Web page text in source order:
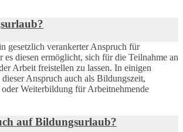
gesetzlich verankerter Anspruch für
es diesen ermöglicht, sich für die Teilnahme an
Arbeit freistellen zu lassen. In einigen
Anspruch auch als Bildungszeit,
Weiterbildung für Arbeitnehmende
auf Bildungsurlaub?